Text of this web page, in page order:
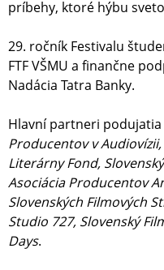
príbehy, ktoré hýbu
29. ročník Festivalu
FTF VŠMU a finančne
Nadácia Tatra Banky.
Hlavní partneri podujatia
Producentov v
Literárny Fond,
Asociácia Producentov
Slovenských Filmových
Studio 727, Slovenský
Days.